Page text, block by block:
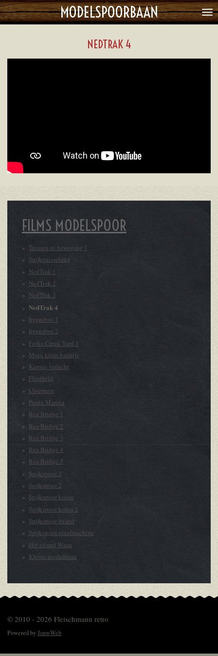
Ga
direct
MODELSPOORBAAN
NEDTRAK 4
FILMS MODELSPOOR
Treinen in beweging 1
Spijkenissebrug
NedTrak 1
NedTrak 2
NedTrak 3
NedTrak 4
Irgendwo 1
Irgendwo 2
Forks Creek Yard 1
Mooi klein baantje
Kermis verlicht
Flintfield
Uivernest
Punta Marina
Rea Bridge 1
Rea Bridge 2
Rea Bridge 3
Rea Bridge 4
Rea Bridge 5
Spijkspoor 1
Spijkspoor 2
Spijkspoor kolen
Spijkspoor kolen 1
Spijkspoor strand
Spijkspoor graafmachine
Het eiland Waan
Kleine modelbaan
© 2010 - 2026 Fleischmann retro
Powered byJouwWeb